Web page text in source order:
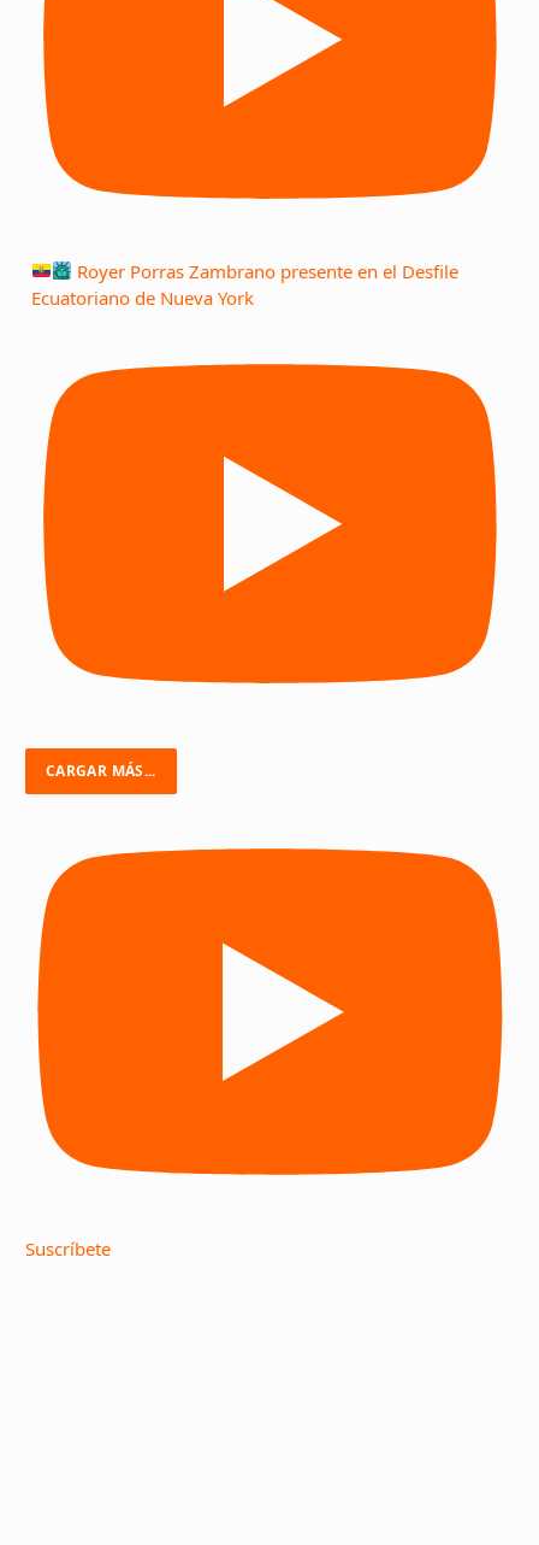
Royer Porras Zambrano presente en el Desfile
Ecuatoriano de Nueva York
CARGAR MÁS...
Suscríbete